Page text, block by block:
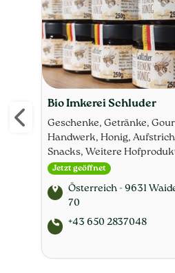
Bio Erlebnisimkerei
Geschenke, Getränke,
Co, Weitere Hofprodukte
Österreich - 9620
9
+43 650 7783415